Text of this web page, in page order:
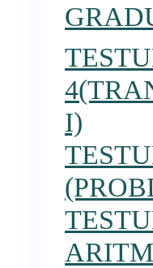
I)